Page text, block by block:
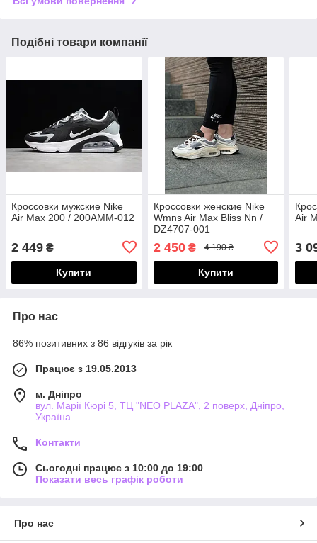
Подібні товари компанії
Кроссовки мужские Nike
Air Max 200 / 200AMM-012
2 449 ₴
Купити
Кроссовки женские Nike
Wmns Air Max Bliss Nn /
DZ4707-001
2 450₴ 4 190 ₴
Купити
Air
3
Про нас
86% позитивних з 86 відгуків за рік
Працює з 19.05.2013
м. Дніпро
вул. Марії Кюрі 5, ТЦ "NEO PLAZA", 2 поверх, Дніпро,
Україна
Контакти
Сьогодні працює з 10:00 до 19:00
Показати весь графік роботи
Про нас